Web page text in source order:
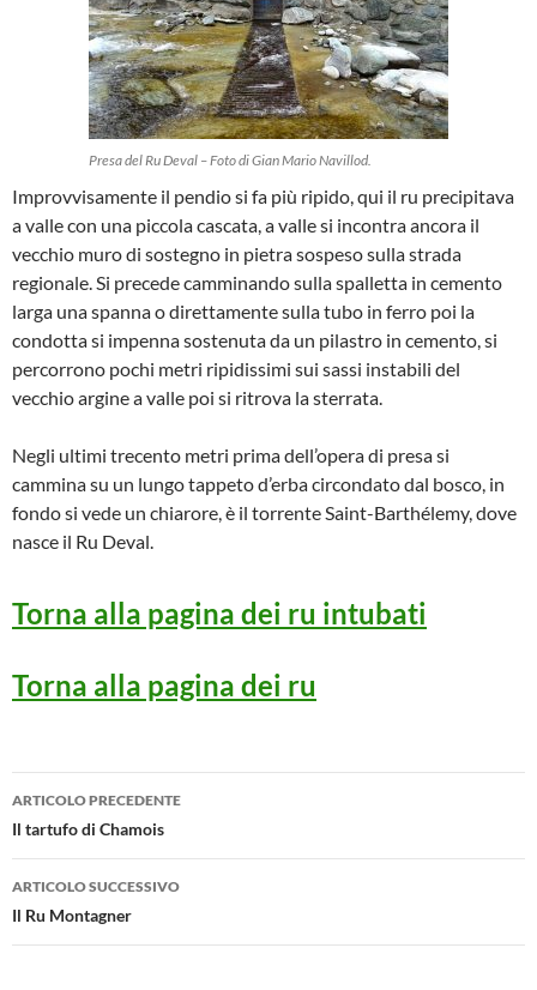
Presa del Ru Deval – Foto di Gian Mario Navillod.
Improvvisamente il pendio si fa più ripido, qui il ru precipitava
a valle con una piccola cascata, a valle si incontra ancora il
vecchio muro di sostegno in pietra sospeso sulla strada
regionale. Si precede camminando sulla spalletta in cemento
larga una spanna o direttamente sulla tubo in ferro poi la
condotta si impenna sostenuta da un pilastro in cemento, si
percorrono pochi metri ripidissimi sui sassi instabili del
vecchio argine a valle poi si ritrova la sterrata.
Negli ultimi trecento metri prima dell’opera di presa si
cammina su un lungo tappeto d’erba circondato dal bosco, in
fondo si vede un chiarore, è il torrente Saint-Barthélemy, dove
nasce il Ru Deval.
Torna alla pagina dei ru intubati
Torna alla pagina dei ru
Navigazione
articolo
ARTICOLO PRECEDENTE
Il tartufo di Chamois
ARTICOLO SUCCESSIVO
Il Ru Montagner